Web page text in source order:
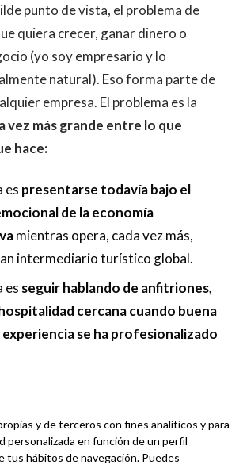
punto de vista, el problema de
quiera crecer, ganar dinero o
(yo soy empresario y lo
natural). Eso forma parte de
empresa. El problema es la
vez más grande entre lo que
hace:
es presentarse todavía bajo el
de la economía
mientras opera, cada vez más,
intermediario turístico global.
es seguir hablando de anfitriones,
cercana cuando buena
se ha profesionalizado
la persona que recibía,
esmirar ahora hacia los pueblos
y de terceros con fines analíticos y para
personalizada en función de un perfil
tus hábitos de navegación. Puedes